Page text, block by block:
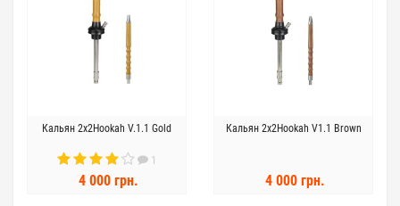
Кальян 2x2Hookah V.1.1 Gold
1
4 000 грн.
Кальян 2x2Hookah V1.1 Brown
4 000 грн.